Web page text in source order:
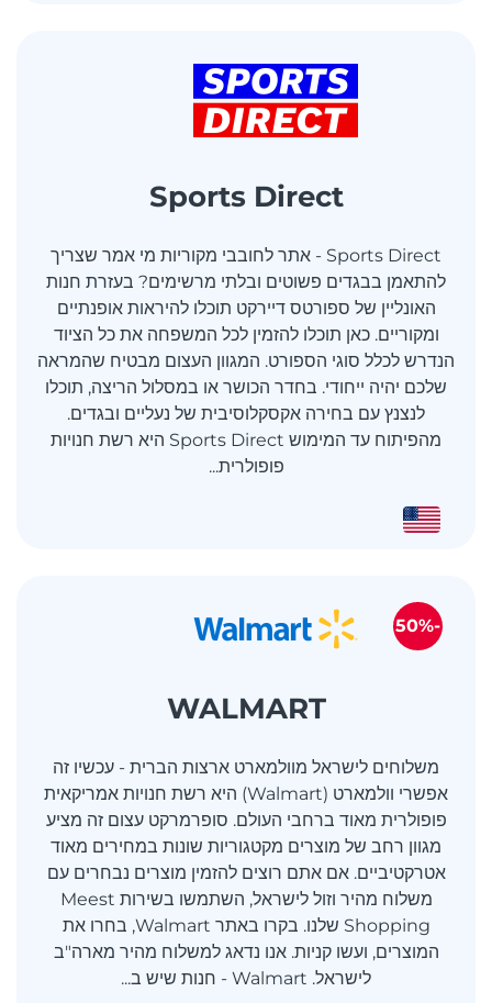
Sports Direct
Sports Direct - אתר לחובבי מקוריות מי אמר שצריך
להתאמן בבגדים פשוטים ובלתי מרשימים? בעזרת חנות
האונליין של ספורטס דיירקט תוכלו להיראות אופנתיים
ומקוריים. כאן תוכלו להזמין לכל המשפחה את כל הציוד
הנדרש לכלל סוגי הספורט. המגוון העצום מבטיח שהמראה
שלכם יהיה ייחודי. בחדר הכושר או במסלול הריצה, תוכלו
לנצנץ עם בחירה אקסקלוסיבית של נעליים ובגדים.
מהפיתוח עד המימוש Sports Direct היא רשת חנויות
פופולרית...
WALMART
משלוחים לישראל מוולמארט ארצות הברית - עכשיו זה
אפשרי וולמארט (Walmart) היא רשת חנויות אמריקאית
פופולרית מאוד ברחבי העולם. סופרמרקט עצום זה מציע
מגוון רחב של מוצרים מקטגוריות שונות במחירים מאוד
אטרקטיביים. אם אתם רוצים להזמין מוצרים נבחרים עם
משלוח מהיר וזול לישראל, השתמשו בשירות Meest
Shopping שלנו. בקרו באתר Walmart, בחרו את
המוצרים, ועשו קניות. אנו נדאג למשלוח מהיר מארה"ב
לישראל. Walmart - חנות שיש ב...
-50%